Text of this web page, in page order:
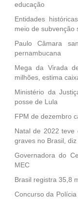
educação
Entidades
meio de subvenção
Paulo Câmara
pernambucana
Mega da Virada
milhões, estima
Ministério da
posse de Lula
FPM de dezembro
Natal de 2022 teve
graves no Brasil, diz
Governadora do
MEC
Brasil registra 35,8
Concurso da